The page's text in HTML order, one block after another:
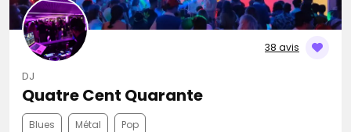
38 avis
DJ
Quatre Cent Quarante
Blues Métal Pop